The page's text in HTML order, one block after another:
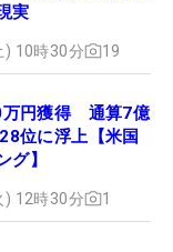
実
) 10時30分 19
万円獲得 通算7億
位に浮上【米国
グ】
) 12時30分 1